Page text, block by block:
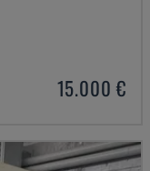
15.000 €